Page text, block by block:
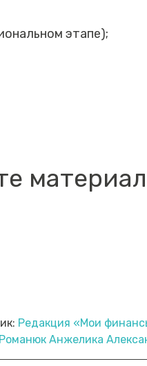
этапе);
материал
Редакция «Мои
Романюк Анжелика